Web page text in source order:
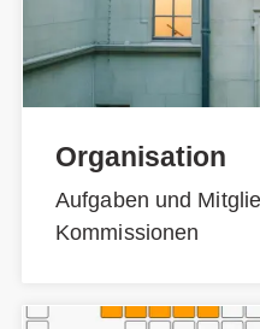
Organisation
Aufgaben und
Kommissionen